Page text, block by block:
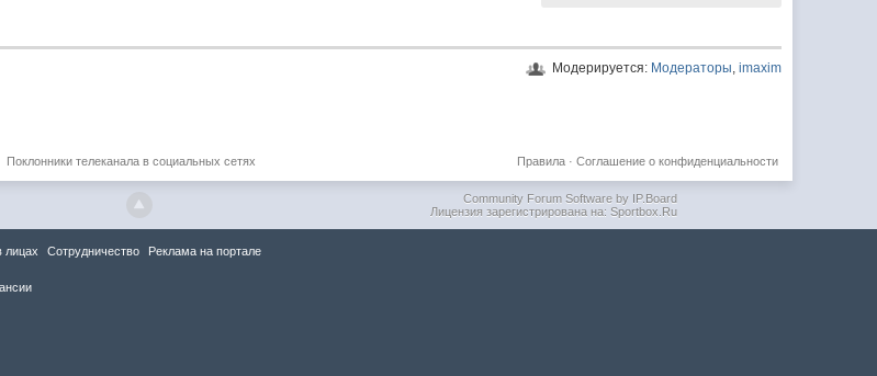
Модерируется: Модераторы, imaxim
Поклонники телеканала в социальных сетях Соглашение о конфиденциальности
Правила·
Community Forum Software by IP.Board
Лицензия зарегистрирована на: Sportbox.Ru
лицах Сотрудничество Реклама на портале